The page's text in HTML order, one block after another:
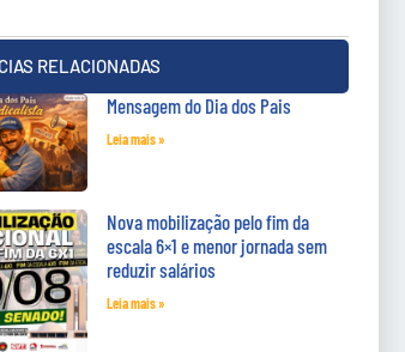
RELACIONADAS
Mensagem do Dia dos Pais
Leia mais »
Nova mobilização pelo fim da
escala 6×1 e menor jornada sem
reduzir salários
Leia mais »